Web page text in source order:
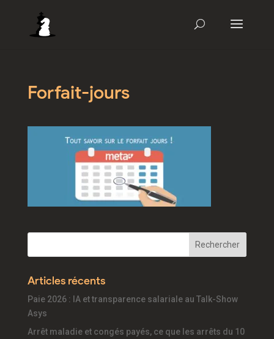
Forfait-jours
Articles récents
Paie 2026 : IA et transparence salariale au Talk-Show
Asys
Arrêt maladie et congés payés, ce que les arrêts du 10